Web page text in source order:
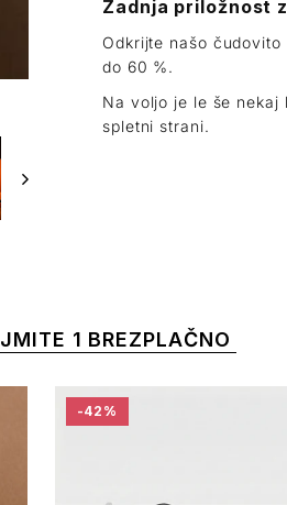
Zadnja priložnost
Odkrijte našo
do 60 %.
Na voljo je le še nekaj
spletni strani.
1 BREZPLAČNO
-42%